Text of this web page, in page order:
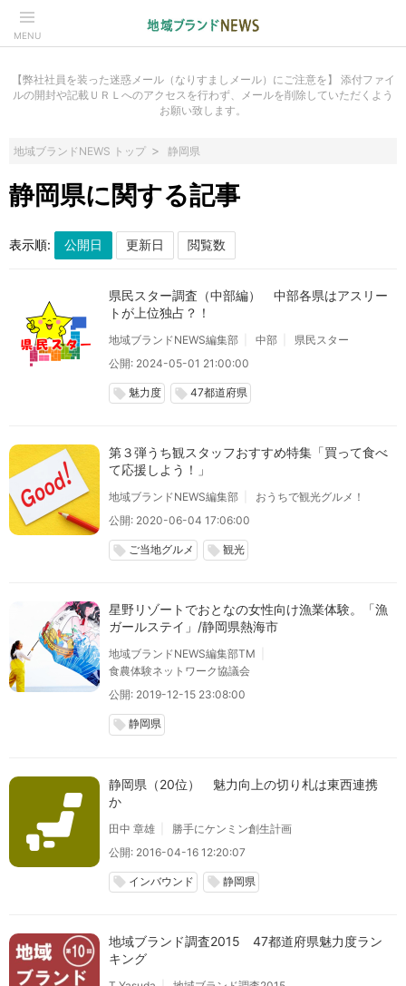
MENU
【弊社社員を装った迷惑メール（なりすましメール）にご注意を】 添付ファイ
ルの開封や記載ＵＲＬへのアクセスを行わず、メールを削除していただくよう
お願い致します。
地域ブランドNEWS トップ 静岡県
静岡県に関する記事
表示順:
県民スター調査（中部編） 中部各県はアスリー
トが上位独占？！
地域ブランドNEWS編集部 中部
県民スター
公開: 2024-05-01 21:00:00
local_offer 魅力度 local_offer 47都道府県
第３弾うち観スタッフおすすめ特集「買って食べ
て応援しよう！」
地域ブランドNEWS編集部
おうちで観光グルメ！
公開: 2020-06-04 17:06:00
local_offer ご当地グルメ local_offer 観光
星野リゾートでおとなの女性向け漁業体験。「漁
ガールステイ」/静岡県熱海市
地域ブランドNEWS編集部TM
食農体験ネットワーク協議会
公開: 2019-12-15 23:08:00
local_offer 静岡県
静岡県（20位） 魅力向上の切り札は東西連携
か
田中 章雄
勝手にケンミン創生計画
公開: 2016-04-16 12:20:07
local_offer インバウンド local_offer 静岡県
地域ブランド調査2015 47都道府県魅力度ラン
キング